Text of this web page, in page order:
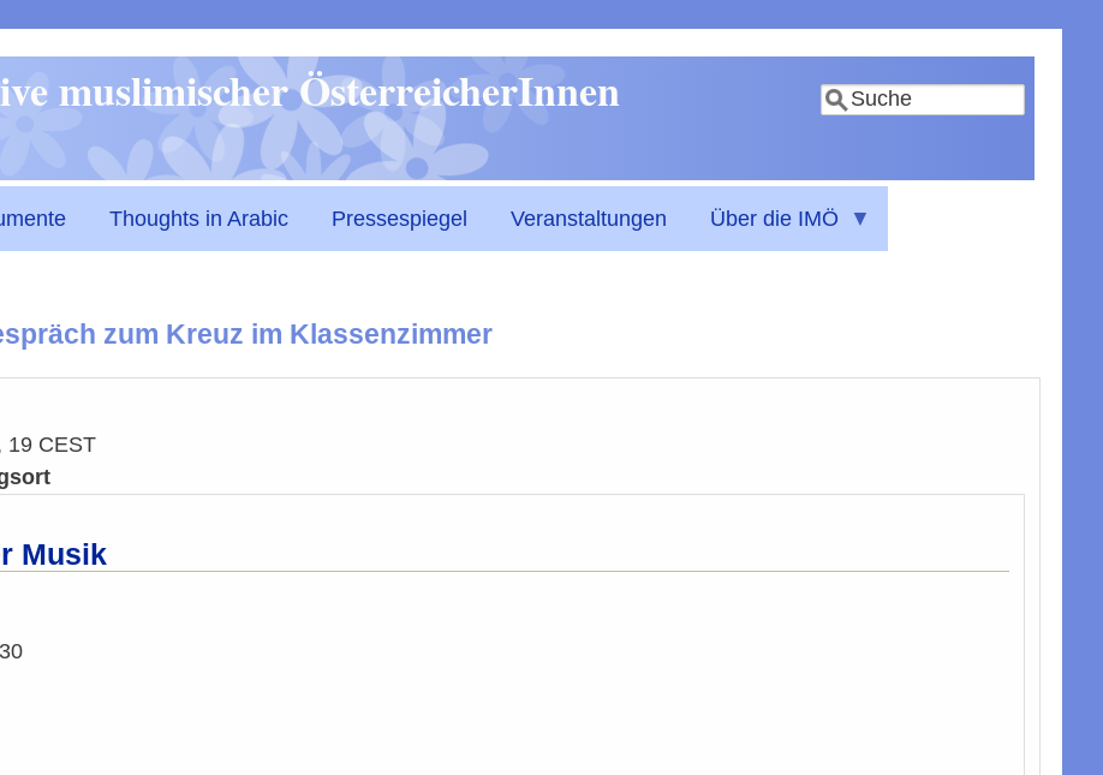
zum
Inhalt
Suche
muslimischer ÖsterreicherInnen
Thoughts in Arabic Pressespiegel Veranstaltungen Über die IMÖ
zum Kreuz im Klassenzimmer
19 CEST
Musik